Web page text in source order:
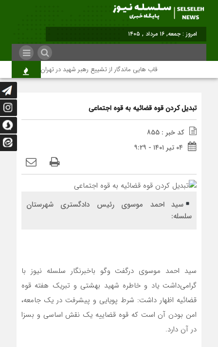
برابر با : Fri
قاب هایی ماندگار از تشییع رهبر شهید در تهران
تبدیل کردن قوه قضائیه به قوه اجتماعی
کد خبر : 855
۰۴ تیر ۱۴۰۱ - ۹:۲۹
سید احمد موسوی رئیس دادگستری شهرستان
سلسله:
سید احمد موسوی درگفت وگو باخبرنگار سلسله نیوز با
گرامی‌داشت یاد و خاطره شهید بهشتی و تبریک هفته قوه
قضائیه اظهار داشت: شرط پویایی و پیشرفت در یک جامعه،
امن بودن آن است که قوه قضاییه یک نقش اساسی و بسزا
در آن دارد.